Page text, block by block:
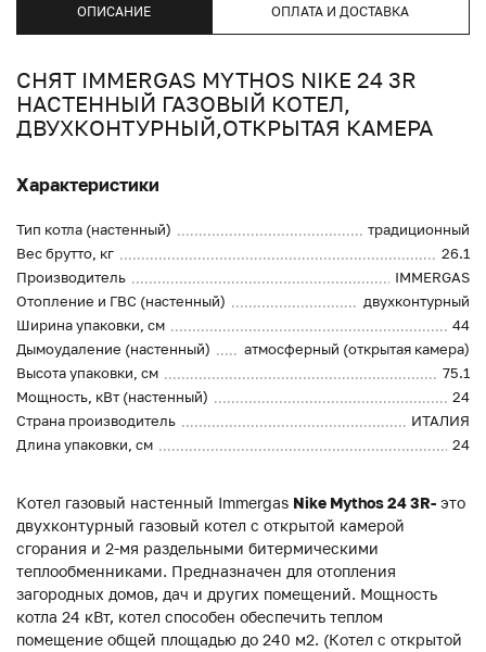
ОПИСАНИЕ ОПЛАТА И ДОСТАВКА
СНЯТ IMMERGAS MYTHOS NIKE 24 3R
НАСТЕННЫЙ ГАЗОВЫЙ КОТЕЛ,
ДВУХКОНТУРНЫЙ,ОТКРЫТАЯ КАМЕРА
Характеристики
Тип котла (настенный)
традиционный
Вес брутто, кг
26.1
Производитель
IMMERGAS
Отопление и ГВС (настенный)
двухконтурный
Ширина упаковки, см
44
Дымоудаление (настенный)
атмосферный (открытая камера)
Высота упаковки, см
75.1
Мощность, кВт (настенный)
24
Страна производитель
ИТАЛИЯ
Длина упаковки, см
24
Котел газовый настенный Immergas Nike Mythos 24 3R- это
двухконтурный газовый котел с открытой камерой
сгорания и 2-мя раздельными битермическими
теплообменниками. Предназначен для отопления
загородных домов, дач и других помещений. Мощность
котла 24 кВт, котел способен обеспечить теплом
помещение общей площадью до 240 м2. (Котел с открытой